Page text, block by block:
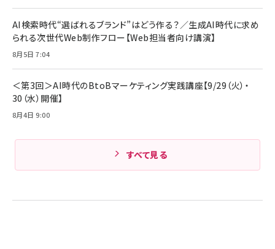
AI検索時代“選ばれるブランド”はどう作る？／生成AI時代に求め
られる次世代Web制作フロー【Web担当者向け講演】
8月5日 7:04
＜第3回＞AI時代のBtoBマーケティング実践講座【9/29（火）・
30（水）開催】
8月4日 9:00
すべて見る